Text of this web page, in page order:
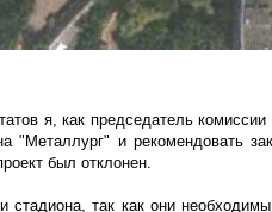
я, как председатель комиссии
и рекомендовать
был отклонен.
так как они